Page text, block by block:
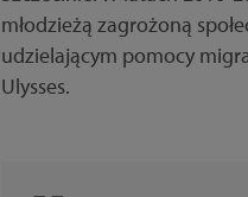
młodzieżą zagrożoną
udzielającym pomocy
Ulysses.